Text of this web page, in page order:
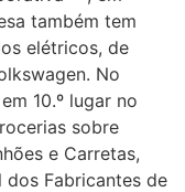
também tem
elétricos, de
No
10.º lugar no
sobre
e Carretas,
Fabricantes de